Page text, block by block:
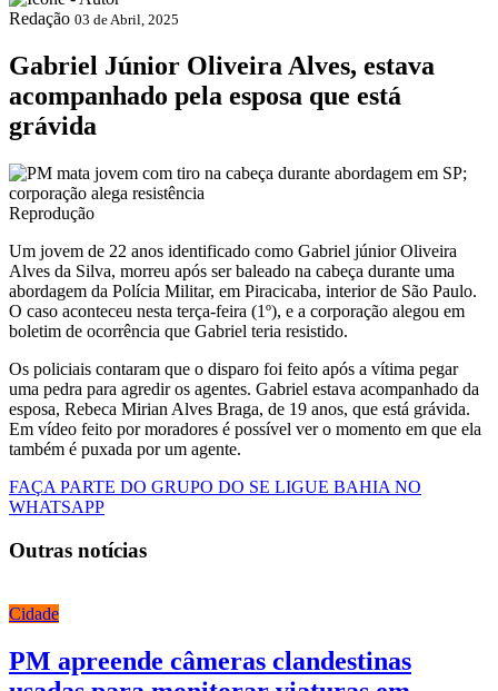
Redação 03 de Abril, 2025
Gabriel Júnior Oliveira Alves, estava
acompanhado pela esposa que está
grávida
Reprodução
Um jovem de 22 anos identificado como Gabriel júnior Oliveira
Alves da Silva, morreu após ser baleado na cabeça durante uma
abordagem da Polícia Militar, em Piracicaba, interior de São Paulo.
O caso aconteceu nesta terça-feira (1º), e a corporação alegou em
boletim de ocorrência que Gabriel teria resistido.
Os policiais contaram que o disparo foi feito após a vítima pegar
uma pedra para agredir os agentes. Gabriel estava acompanhado da
esposa, Rebeca Mirian Alves Braga, de 19 anos, que está grávida.
Em vídeo feito por moradores é possível ver o momento em que ela
também é puxada por um agente.
FAÇA PARTE DO GRUPO DO SE LIGUE BAHIA NO
WHATSAPP
Outras notícias
Cidade
PM apreende câmeras clandestinas